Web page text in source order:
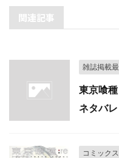
関連記事
雑誌掲載
東京喰
ネタバ
コミック